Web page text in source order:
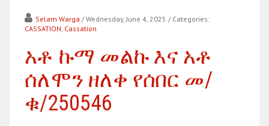
Selam Warga / Wednesday, June 4, 2025 / Categories:
CASSATION, Cassation
አቶ ኩማ መልኩ እና አቶ
ሰለሞን ዘለቀ የሰበር መ/
ቁ/250546